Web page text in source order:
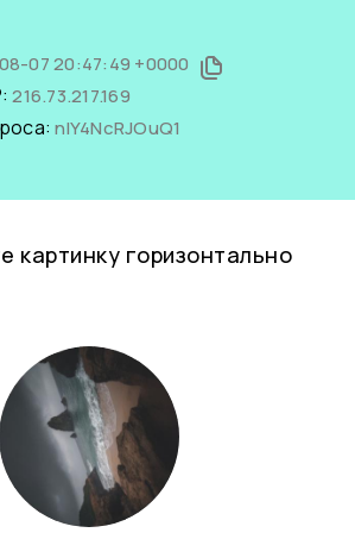
07 20:47:49 +0000
216.73.217.169
nlY4NcRJOuQ1
картинку горизонтально